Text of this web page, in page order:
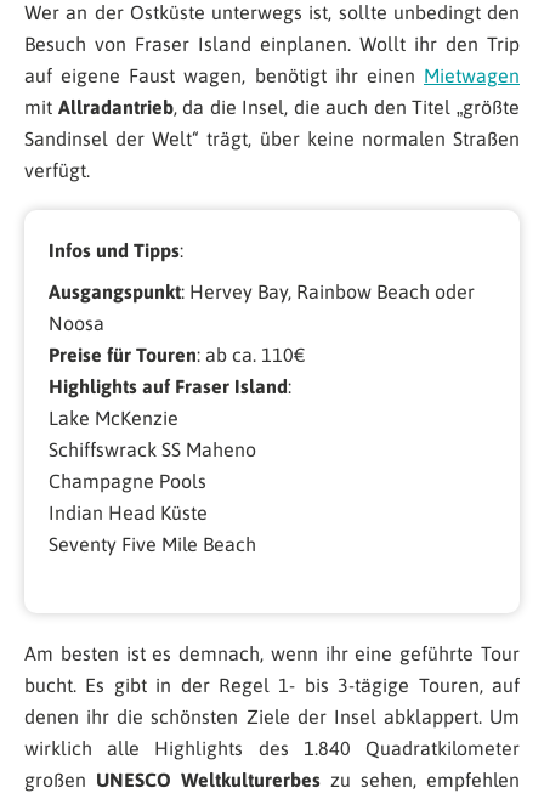
Wer an der Ostküste unterwegs ist, sollte unbedingt den
Besuch von Fraser Island einplanen. Wollt ihr den Trip
auf eigene Faust wagen, benötigt ihr einen Mietwagen
mit Allradantrieb, da die Insel, die auch den Titel „größte
Sandinsel der Welt“ trägt, über keine normalen Straßen
verfügt.
Infos und Tipps:
Ausgangspunkt: Hervey Bay, Rainbow Beach oder
Noosa
Preise für Touren: ab ca. 110€
Highlights auf Fraser Island:
Lake McKenzie
Schiffswrack SS Maheno
Champagne Pools
Indian Head Küste
Seventy Five Mile Beach
Am besten ist es demnach, wenn ihr eine geführte Tour
bucht. Es gibt in der Regel 1- bis 3-tägige Touren, auf
denen ihr die schönsten Ziele der Insel abklappert. Um
wirklich alle Highlights des 1.840 Quadratkilometer
großen UNESCO Weltkulturerbes zu sehen, empfehlen